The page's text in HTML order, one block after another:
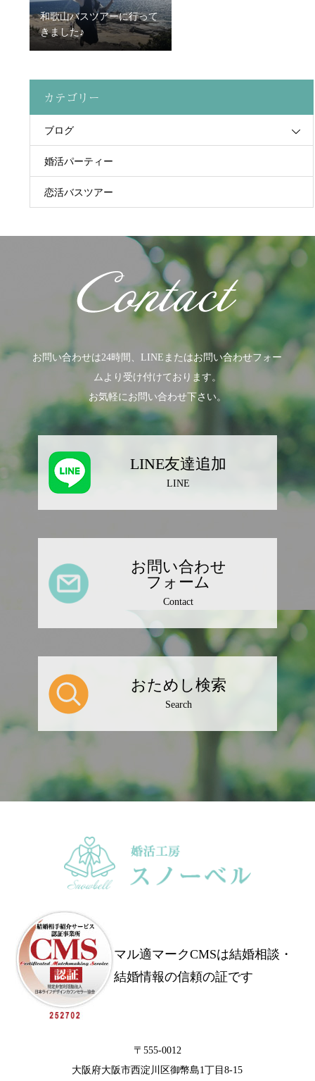
和歌山バスツアーに行って
きました♪
カテゴリー
ブログ
婚活パーティー
恋活バスツアー
お問い合わせは24時間、LINEまたはお問い合わせフォー
ムより受け付けております。
お気軽にお問い合わせ下さい。
LINE友達追加
LINE
お問い合わせ
フォーム
Contact
おためし検索
Search
マル適マークCMSは結婚相談・
結婚情報の信頼の証です
〒555-0012
大阪府大阪市西淀川区御幣島1丁目8-15